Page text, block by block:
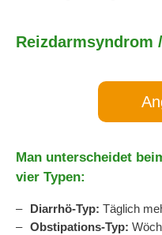
Reizdarmsyndrom
Man unterscheidet
vier Typen:
Diarrhö-Typ: Täglich
Obstipations-Typ: